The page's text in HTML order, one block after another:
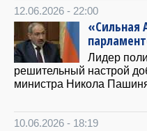
12.06.2026 - 22:00
«Сильная
Лидер
решительный настрой
министра Никола
10.06.2026 - 18:19